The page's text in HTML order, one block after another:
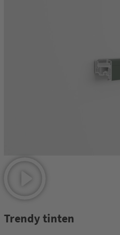
Trendy tinten